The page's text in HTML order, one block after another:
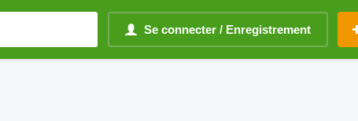
Se connecter / Enregistrement